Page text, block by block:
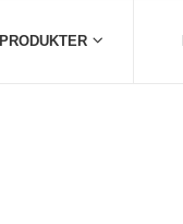
PRODUKTER